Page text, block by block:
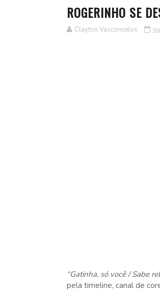
ROGERINHO SE
Clayton Vasconcelos
“Gatinha, só você / Sabe
pela timeline, canal de